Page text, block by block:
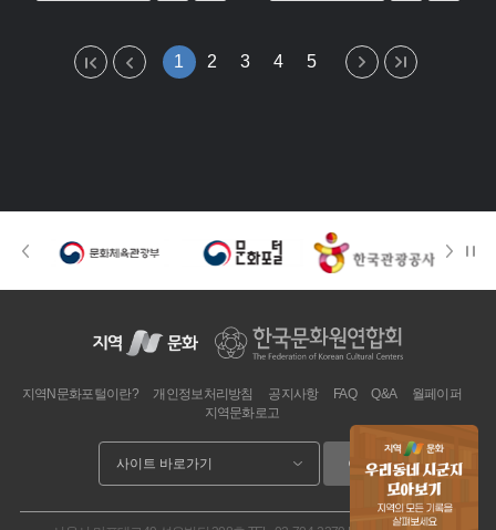
1 2 3 4 5
이동
지역N문화포털이란? 개인정보처리방침 공지사항 FAQ Q&A
월페이퍼
지역문화로고